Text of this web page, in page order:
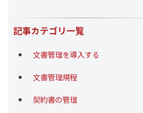
記事カテゴリ一覧
文書管理を導入する
文書管理規程
契約書の管理